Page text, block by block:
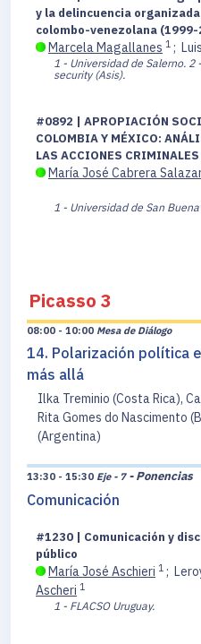
y la delincuencia
colombo-venezolana (1999-
Marcela Magallanes 1 ;
1 - Universidad de Salerno. 2
security (Asis).
#0892 | APROPIACIÓN
COLOMBIA Y MÉXICO:
LAS ACCIONES CRIMINALES
María José Cabrera
1 - Universidad de San
Picasso 3
08:00 - 10:00 Mesa de Diálogo
14. Polarización política
más allá
Ilka Treminio (Costa Rica),
Rita Gomes do Nascimento
(Argentina)
13:30 - 15:30 Eje - 7 - Ponencias
Comunicación
#1230 | Comunicación y
público
María José Aschieri 1 ;
Ascheri 1
1 - FLACSO Uruguay.